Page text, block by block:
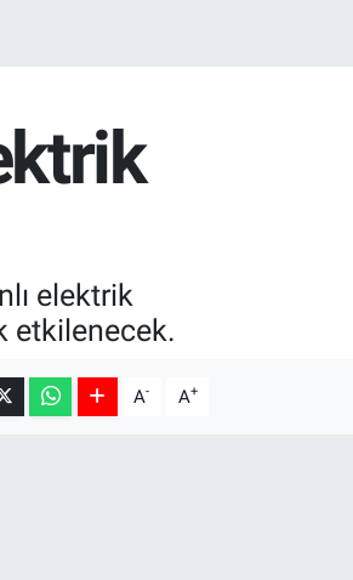
elektrik
etkilenecek.
A- A+